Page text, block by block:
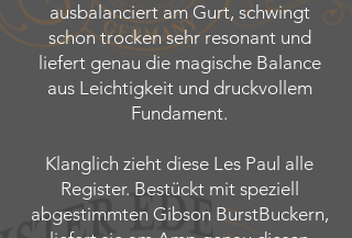
ausbalanciert am Gurt, schwingt
schon trocken sehr resonant und
liefert genau die magische Balance
aus Leichtigkeit und druckvollem
Fundament.
Klanglich zieht diese Les Paul alle
Register. Bestückt mit speziell
abgestimmten Gibson BurstBuckern,